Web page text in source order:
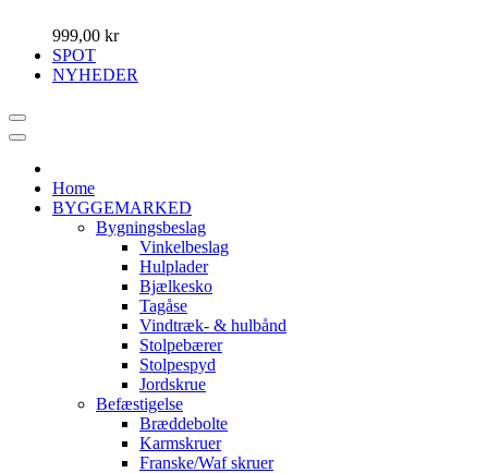
999,00 kr
SPOT
NYHEDER
Home
BYGGEMARKED
Bygningsbeslag
Vinkelbeslag
Hulplader
Bjælkesko
Tagåse
Vindtræk- & hulbånd
Stolpebærer
Stolpespyd
Jordskrue
Befæstigelse
Bræddebolte
Karmskruer
Franske/Waf skruer